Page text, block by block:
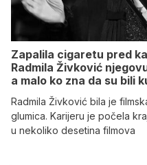
Zapalila cigaretu pred
Radmila Živković
a malo ko zna da su bili
Radmila Živković bila je
glumica. Karijeru je počela
u nekoliko desetina filmova